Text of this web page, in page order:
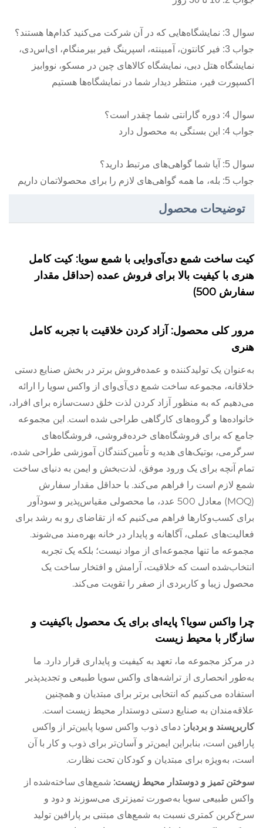
سوال 3: نمایشگاه‌هایی که در آن شرکت می‌کنید کدام‌ها هستند؟
جواب 3: فیر کانتون، آمبینته، اسپرینگ فیر بیرمنگام، ای‌اس‌دی،
نمایشگاه هتل دبی، نمایشگاه کالاهای چین در مسکو، نووابیز
اکسپورت فیر، منتظر دیدار شما در نمایشگاه‌ها هستیم
سوال 4: دوره گارانتی شما چقدر است؟
جواب 4: این بستگی به محصول دارد
سوال 5: آیا شما گواهی‌های مرتبط دارید؟
جواب 5: بله، ما همه گواهی‌های لازم را برای محصولاتمان داریم
توضیحات محصول
کیت ساخت شمع دی‌آی‌وایی با شمع سویا: کیت کامل
هنری با کیفیت بالا برای فروش عمده (حداقل مقدار
سفارش 500)
مرور کلی محصول: آزاد کردن خلاقیت با تجربه کامل
هنری
به‌عنوان یک تولیدکننده و عمده‌فروش برتر در بخش صنایع دستی
خلاقانه، مجموعه ساخت شمع دی‌آی‌وای از واکس سویا را ارائه
می‌دهیم که به منظور آزاد کردن لذت خلق دست‌سازه برای افراد،
خانواده‌ها و گروه‌های کارگاهی طراحی شده است. این مجموعه
جامع که برای فروشگاه‌های خرده‌فروشی، فروشگاه‌های
سرگرمی، بوتیک‌های هدیه و تأمین‌کنندگان آموزشی طراحی شده،
تمام آنچه برای یک ورود موفق، لذت‌بخش و ایمن به دنیای ساخت
شمع لازم است را فراهم می‌کند. با حداقل مقدار سفارش
(MOQ) معادل 500 عدد، ما محصولی مقیاس‌پذیر و سودآور
برای کسب‌وکارها فراهم می‌کنیم که از تقاضای رو به رشد برای
فعالیت‌های عملی، آگاهانه و پایدار در خانه بهره‌مند می‌شوند.
مجموعه ما تنها مجموعه‌ای از مواد نیست؛ بلکه یک تجربه
انتخاب‌شده است که خلاقیت، آرامش و افتخار ساخت یک
محصول زیبا و کاربردی از صفر را تقویت می‌کند.
چرا واکس سویا؟ پایه‌ای برای یک محصول باکیفیت و
سازگار با محیط زیست
در مرکز مجموعه ما، تعهد به کیفیت و پایداری قرار دارد. ما
به‌طور انحصاری از تراشه‌های واکس سویا طبیعی و تجدیدپذیر
استفاده می‌کنیم که انتخابی برتر برای مبتدیان و همچنین
علاقه‌مندان به صنایع دستی دوستدار محیط زیست است.
کاربرپسند و بردبار: دمای ذوب واکس سویا پایین‌تر از واکس
پارافین است، بنابراین ایمن‌تر و آسان‌تر برای ذوب و کار با آن
است، به‌ویژه برای مبتدیان و کودکان تحت نظارت.
سوختن تمیز و دوستدار محیط زیست: شمع‌های ساخته‌شده از
واکس طبیعی سویا به‌صورت تمیزتری می‌سوزند و دود و
سرخ‌کربن کمتری نسبت به شمع‌های مبتنی بر پارافین تولید